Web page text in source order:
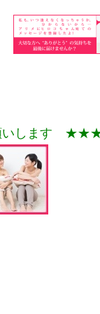
いします